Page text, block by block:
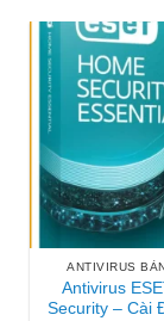
ANTIVIRUS
Antivirus
Security – Cài